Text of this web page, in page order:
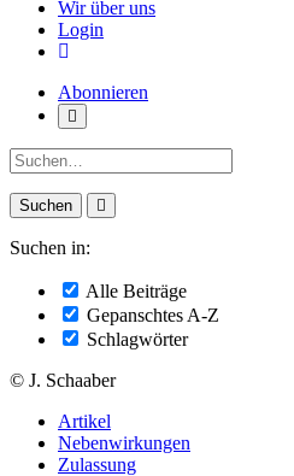
Wir über uns
Login
Abonnieren
Suche:
Suchen in:
Alle Beiträge
Gepanschtes A-Z
Schlagwörter
© J. Schaaber
Artikel
Nebenwirkungen
Zulassung